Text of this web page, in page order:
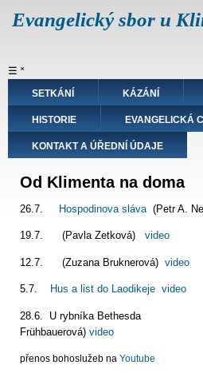
Evangelický sbor u
Hlavní
navigace
☰ ˟
SETKÁNÍ KÁZÁNÍ
HISTORIE EVANGELICKÁ
KONTAKT A ÚŘEDNÍ ÚDAJE
Od Klimenta na doma
26.7. Hospodinova sláva (Petr A.
19.7. (Pavla Zetková) video
12.7. (Zuzana Bruknerová) video
5.7. Hus a list do Laodikeje video
28.6. U rybníka
Frühbauerová) video
přenos bohoslužeb na Youtube